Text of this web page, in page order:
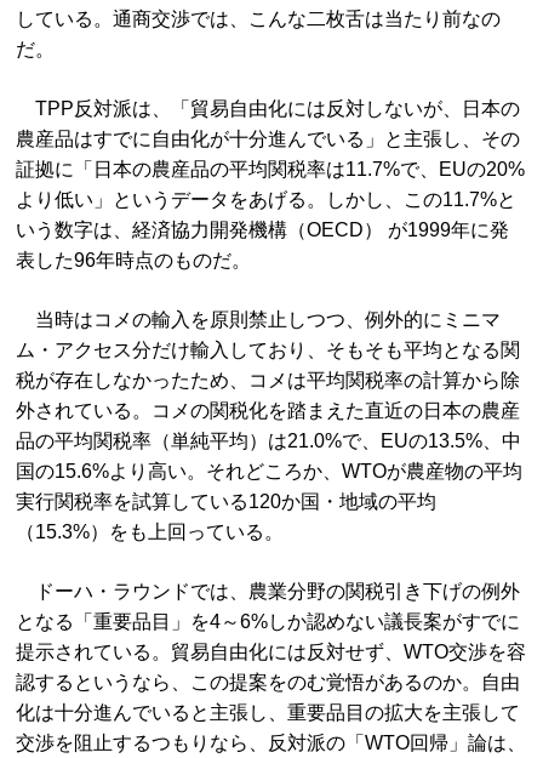
している。通商交渉では、こんな二枚舌は当たり前なの
だ。
TPP反対派は、「貿易自由化には反対しないが、日本の
農産品はすでに自由化が十分進んでいる」と主張し、その
証拠に「日本の農産品の平均関税率は11.7%で、EUの20%
より低い」というデータをあげる。しかし、この11.7%と
いう数字は、経済協力開発機構（OECD） が1999年に発
表した96年時点のものだ。
当時はコメの輸入を原則禁止しつつ、例外的にミニマ
ム・アクセス分だけ輸入しており、そもそも平均となる関
税が存在しなかったため、コメは平均関税率の計算から除
外されている。コメの関税化を踏まえた直近の日本の農産
品の平均関税率（単純平均）は21.0%で、EUの13.5%、中
国の15.6%より高い。それどころか、WTOが農産物の平均
実行関税率を試算している120か国・地域の平均
（15.3%）をも上回っている。
ドーハ・ラウンドでは、農業分野の関税引き下げの例外
となる「重要品目」を4～6%しか認めない議長案がすでに
提示されている。貿易自由化には反対せず、WTO交渉を容
認するというなら、この提案をのむ覚悟があるのか。自由
化は十分進んでいると主張し、重要品目の拡大を主張して
交渉を阻止するつもりなら、反対派の「WTO回帰」論は、